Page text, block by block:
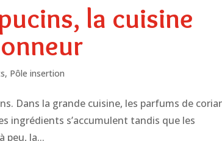
la cuisine
, Pôle insertion
Dans la grande cuisine, les parfums de
ingrédients s’accumulent tandis que les
peu, la...